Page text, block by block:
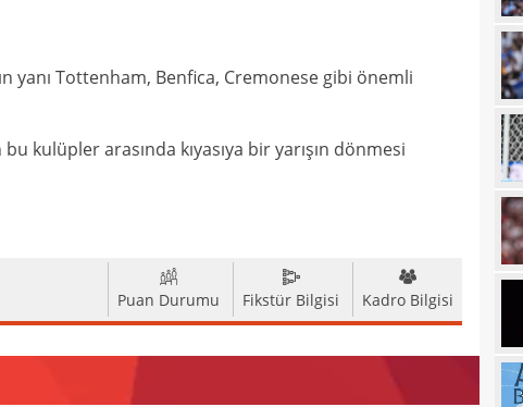
yanı Tottenham, Benfica, Cremonese gibi önemli
kulüpler arasında kıyasıya bir yarışın dönmesi
Puan Durumu Fikstür Bilgisi Kadro Bilgisi